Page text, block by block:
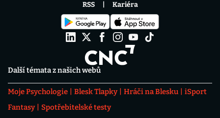
Další témata z našich webů
Moje Psychologie Blesk Tlapky Hráči na Blesku
iSport
Fantasy
Spotřebitelské testy
RSS Kariéra